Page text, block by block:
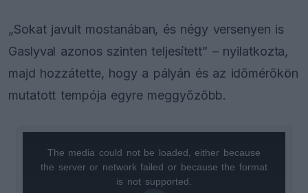
„Sokat javult mostanában, és négy versenyen is
Gaslyval azonos szinten teljesített” – nyilatkozta,
majd hozzátette, hogy a pályán és az időmérőkön
mutatott tempója egyre meggyőzőbb.
The media could not be loaded, either because
the server or network failed or because the format
is not supported.